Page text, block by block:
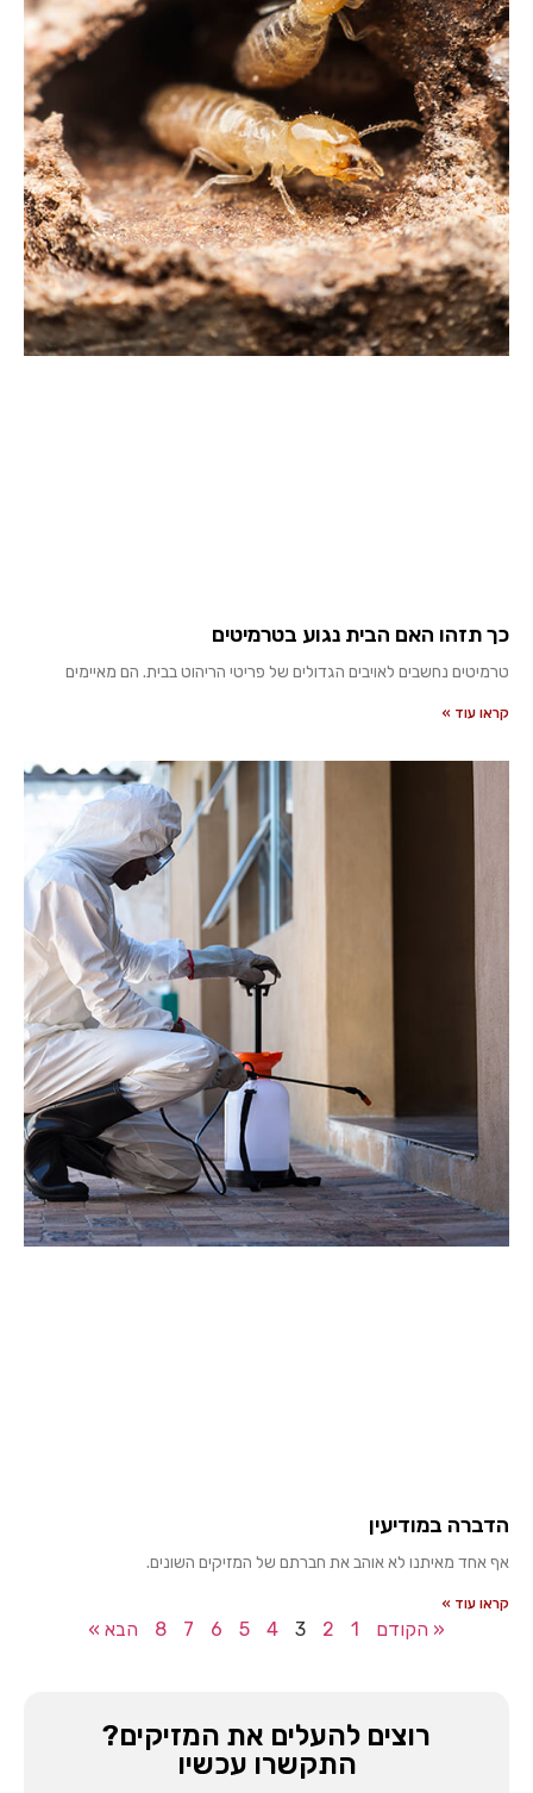
כך תזהו האם הבית נגוע בטרמיטים
טרמיטים נחשבים לאויבים הגדולים של פריטי הריהוט בבית. הם מאיימים
קראו עוד »
הדברה במודיעין
אף אחד מאיתנו לא אוהב את חברתם של המזיקים השונים.
קראו עוד »
« הקודם 1
2
3
4
5
6
7
8 הבא »
רוצים להעלים את המזיקים?
התקשרו עכשיו